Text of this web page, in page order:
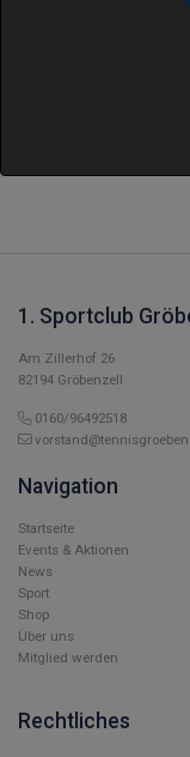
1. Sportclub
Am Zillerhof 26
82194 Gröbenzell
0160/96492518
Navigation
Startseite
Events & Aktionen
News
Sport
Shop
Über uns
Mitglied werden
Rechtliches